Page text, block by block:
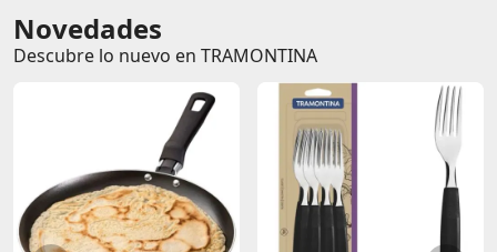
Novedades
Descubre lo nuevo en TRAMONTINA